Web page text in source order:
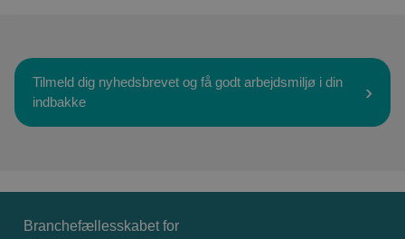
Tilmeld dig nyhedsbrevet og få godt arbejdsmiljø i din
indbakke
Branchefællesskabet for